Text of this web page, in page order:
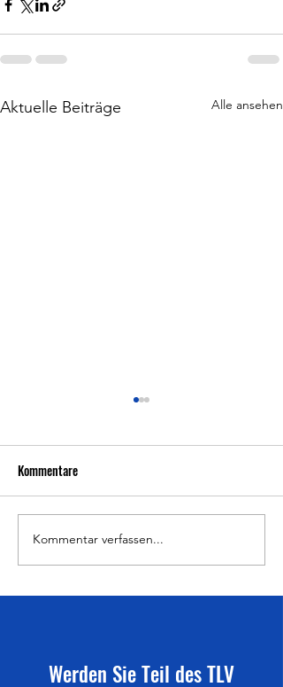
Aktuelle Beiträge Alle ansehen
Ergebnisse, Impressionen &
Pressebericht WLV Jugend U16
Kommentare
Kommentar verfassen...
Werden Sie Teil des TLV